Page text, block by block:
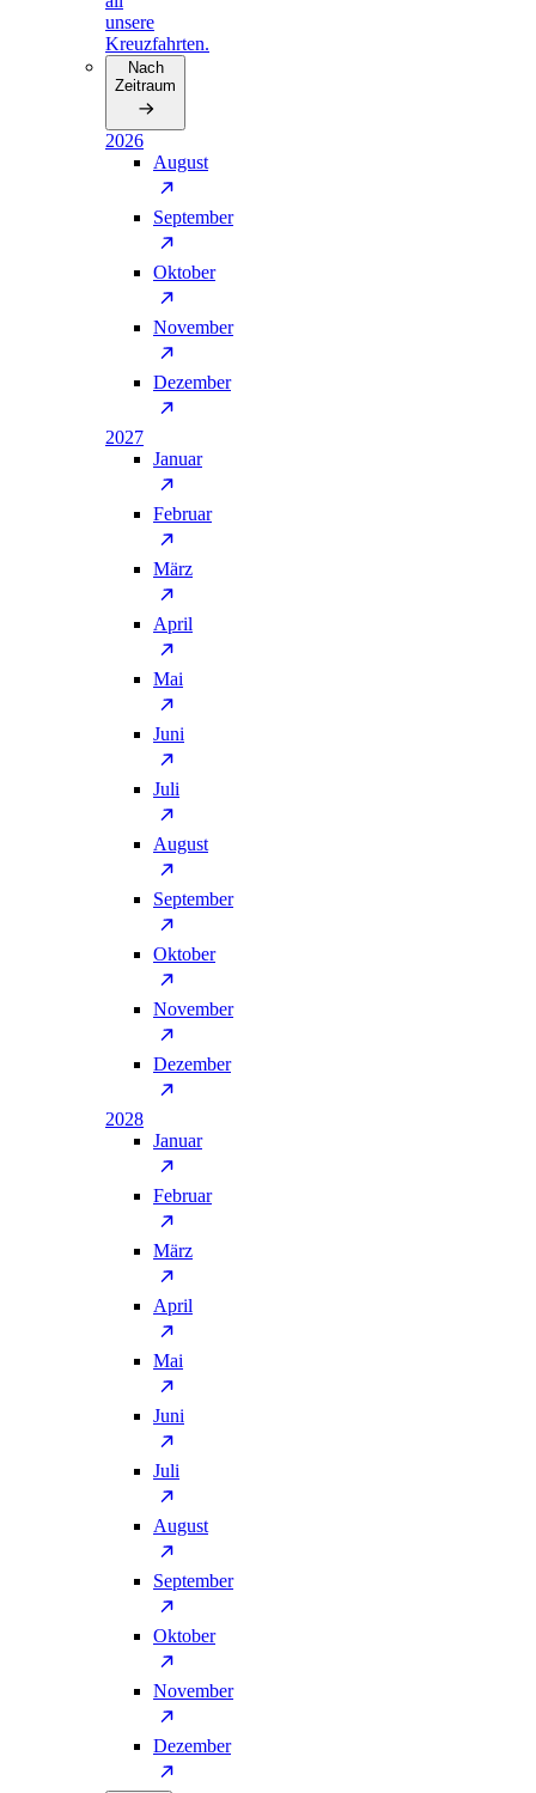
unsere
Kreuzfahrten.
Nach
Zeitraum
2026
August
September
Oktober
November
Dezember
2027
Januar
Februar
März
April
Mai
Juni
Juli
August
September
Oktober
November
Dezember
2028
Januar
Februar
März
April
Mai
Juni
Juli
August
September
Oktober
November
Dezember